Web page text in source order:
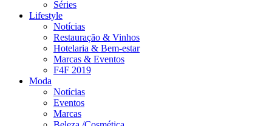
Séries
Lifestyle
Notícias
Restauração & Vinhos
Hotelaria & Bem-estar
Marcas & Eventos
F4F 2019
Moda
Notícias
Eventos
Marcas